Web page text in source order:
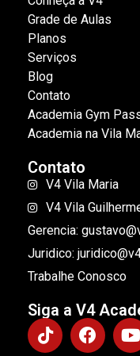
Grade de Aulas
Planos
Serviços
Blog
Contato
Academia Gym
Academia na Vila
Contato
V4 Vila Maria
V4 Vila
Gerencia:
Juridico:
Trabalhe Conosco
Siga a V4